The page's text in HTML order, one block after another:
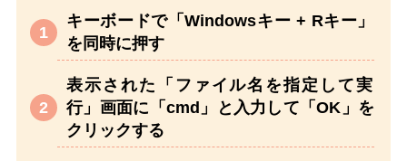
キーボードで「Windowsキー + Rキー」
を同時に押す
表示された「ファイル名を指定して実
行」画面に「cmd」と入力して「OK」を
クリックする